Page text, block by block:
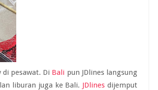
di pesawat. Di Bali pun JDlines langsung
liburan juga ke Bali. JDlines dijemput